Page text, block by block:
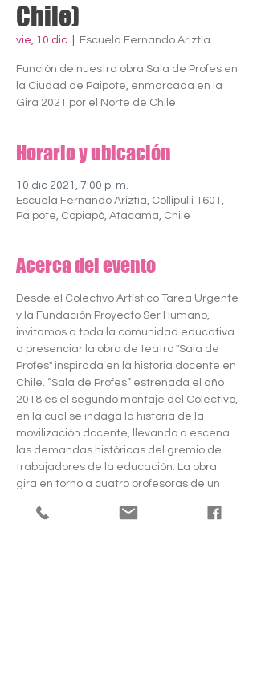
Chile)
vie, 10 dic Escuela Fernando Ariztía
Función de nuestra obra Sala de Profes en
la Ciudad de Paipote, enmarcada en la
Gira 2021 por el Norte de Chile.
Horario y ubicación
10 dic 2021, 7:00 p. m.
Escuela Fernando Ariztía, Collipulli 1601,
Paipote, Copiapó, Atacama, Chile
Acerca del evento
Desde el Colectivo Artístico Tarea Urgente
y la Fundación Proyecto Ser Humano,
invitamos a toda la comunidad educativa
a presenciar la obra de teatro "Sala de
Profes" inspirada en la historia docente en
Chile. “Sala de Profes” estrenada el año
2018 es el segundo montaje del Colectivo,
en la cual se indaga la historia de la
movilización docente, llevando a escena
las demandas históricas del gremio de
trabajadores de la educación. La obra
gira en torno a cuatro profesoras de un
intimidad de una sala de profesores, las